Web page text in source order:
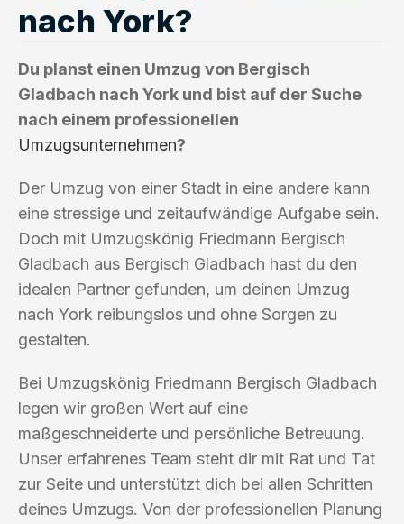
nach York?
Du planst einen Umzug von Bergisch
Gladbach nach York und bist auf der Suche
nach einem professionellen
Umzugsunternehmen?
Der Umzug von einer Stadt in eine andere kann
eine stressige und zeitaufwändige Aufgabe sein.
Doch mit Umzugskönig Friedmann Bergisch
Gladbach aus Bergisch Gladbach hast du den
idealen Partner gefunden, um deinen Umzug
nach York reibungslos und ohne Sorgen zu
gestalten.
Bei Umzugskönig Friedmann Bergisch Gladbach
legen wir großen Wert auf eine
maßgeschneiderte und persönliche Betreuung.
Unser erfahrenes Team steht dir mit Rat und Tat
zur Seite und unterstützt dich bei allen Schritten
deines Umzugs. Von der professionellen Planung